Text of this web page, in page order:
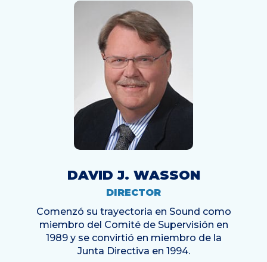
DAVID J. WASSON
DIRECTOR
Comenzó su trayectoria en Sound como
miembro del Comité de Supervisión en
1989 y se convirtió en miembro de la
Junta Directiva en 1994.